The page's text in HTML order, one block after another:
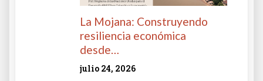
La Mojana: Construyendo
resiliencia económica
desde…
julio 24, 2026